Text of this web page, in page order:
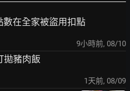
數在全家被盜用扣點
9小時前, 08/10
拋豬肉飯
1天前, 08/09